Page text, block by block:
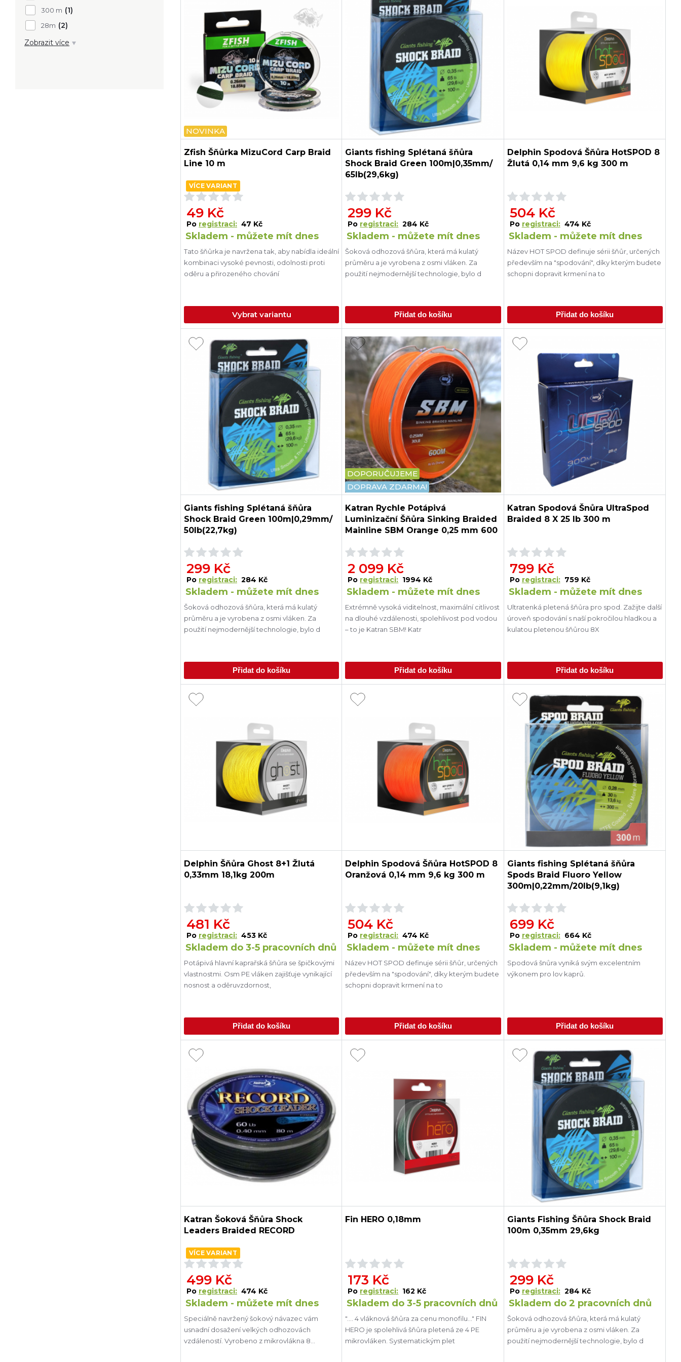
300 m (1)
28m (2)
Zobrazit více
NOVINKA
Zfish Šňůrka MizuCord Carp Braid
Line 10 m
VÍCE VARIANT
49 Kč
Po registraci: 47 Kč
Skladem - můžete mít dnes
Tato šňůrka je navržena tak, aby nabídla ideální
kombinaci vysoké pevnosti, odolnosti proti
oděru a přirozeného chování
Vybrat variantu
Giants fishing Splétaná šňůra
Shock Braid Green 100m|0,35mm/
65lb(29,6kg)
299 Kč
Po registraci: 284 Kč
Skladem - můžete mít dnes
Šoková odhozová šňůra, která má kulatý
průměru a je vyrobena z osmi vláken. Za
použití nejmodernější technologie, bylo d
Přidat do košíku
Delphin Spodová Šňůra HotSPOD 8
Žlutá 0,14 mm 9,6 kg 300 m
504 Kč
Po registraci: 474 Kč
Skladem - můžete mít dnes
Název HOT SPOD definuje sérii šňůr, určených
především na "spodování", díky kterým budete
schopni dopravit krmení na to
Přidat do košíku
Giants fishing Splétaná šňůra
Shock Braid Green 100m|0,29mm/
50lb(22,7kg)
299 Kč
Po registraci: 284 Kč
Skladem - můžete mít dnes
Šoková odhozová šňůra, která má kulatý
průměru a je vyrobena z osmi vláken. Za
použití nejmodernější technologie, bylo d
Přidat do košíku
DOPORUČUJEME
DOPRAVA ZDARMA!
Katran Rychle Potápivá
Luminizační Šňůra Sinking Braided
Mainline SBM Orange 0,25 mm 600
2 099 Kč
Po registraci: 1994 Kč
Skladem - můžete mít dnes
Extrémně vysoká viditelnost, maximální citlivost
na dlouhé vzdálenosti, spolehlivost pod vodou
– to je Katran SBM! Katr
Přidat do košíku
Katran Spodová Šnůra UltraSpod
Braided 8 X 25 lb 300 m
799 Kč
Po registraci: 759 Kč
Skladem - můžete mít dnes
Ultratenká pletená šňůra pro spod. Zažijte další
úroveň spodování s naší pokročilou hladkou a
kulatou pletenou šňůrou 8X
Přidat do košíku
Delphin Šňůra Ghost 8+1 Žlutá
0,33mm 18,1kg 200m
481 Kč
Po registraci: 453 Kč
Skladem do 3-5 pracovních dnů
Potápivá hlavní kaprařská šňůra se špičkovými
vlastnostmi. Osm PE vláken zajišťuje vynikající
nosnost a oděruvzdornost,
Přidat do košíku
Delphin Spodová Šňůra HotSPOD 8
Oranžová 0,14 mm 9,6 kg 300 m
504 Kč
Po registraci: 474 Kč
Skladem - můžete mít dnes
Název HOT SPOD definuje sérii šňůr, určených
především na "spodování", díky kterým budete
schopni dopravit krmení na to
Přidat do košíku
Giants fishing Splétaná šňůra
Spods Braid Fluoro Yellow
300m|0,22mm/20lb(9,1kg)
699 Kč
Po registraci: 664 Kč
Skladem - můžete mít dnes
Spodová šnůra vyniká svým excelentním
výkonem pro lov kaprů.
Přidat do košíku
Katran Šoková Šňůra Shock
Leaders Braided RECORD
VÍCE VARIANT
499 Kč
Po registraci: 474 Kč
Skladem - můžete mít dnes
Speciálně navržený šokový návazec vám
usnadní dosažení velkých odhozovách
vzdáleností. Vyrobeno z mikrovlákna 8
Fin HERO 0,18mm
173 Kč
Po registraci: 162 Kč
Skladem do 3-5 pracovních dnů
".... 4 vláknová šňůra za cenu monofilu..." FIN
HERO je spolehlivá šňůra pletená ze 4 PE
mikrovláken. Systematickým plet
Giants Fishing Šňůra Shock Braid
100m 0,35mm 29,6kg
299 Kč
Po registraci: 284 Kč
Skladem do 2 pracovních dnů
Šoková odhozová šňůra, která má kulatý
průměru a je vyrobena z osmi vláken. Za
použití nejmodernější technologie, bylo d